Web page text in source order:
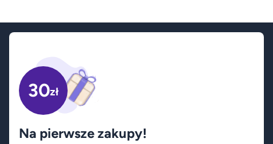
30zł
Na pierwsze zakupy!